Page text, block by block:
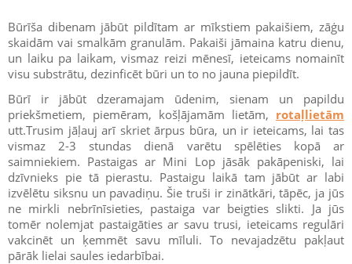
Būrīša dibenam jābūt pildītam ar mīkstiem pakaišiem, zāģu
skaidām vai smalkām granulām. Pakaiši jāmaina katru dienu,
un laiku pa laikam, vismaz reizi mēnesī, ieteicams nomainīt
visu substrātu, dezinficēt būri un to no jauna piepildīt.
Būrī ir jābūt dzeramajam ūdenim, sienam un papildu
priekšmetiem, piemēram, košļājamām lietām, rotaļlietām
utt.Trusim jāļauj arī skriet ārpus būra, un ir ieteicams, lai tas
vismaz 2-3 stundas dienā varētu spēlēties kopā ar
saimniekiem. Pastaigas ar Mini Lop jāsāk pakāpeniski, lai
dzīvnieks pie tā pierastu. Pastaigu laikā tam jābūt ar labi
izvēlētu siksnu un pavadiņu. Šie truši ir zinātkāri, tāpēc, ja jūs
ne mirkli nebrīnīsieties, pastaiga var beigties slikti. Ja jūs
tomēr nolemjat pastaigāties ar savu trusi, ieteicams regulāri
vakcinēt un ķemmēt savu mīluli. To nevajadzētu pakļaut
pārāk lielai saules iedarbībai.